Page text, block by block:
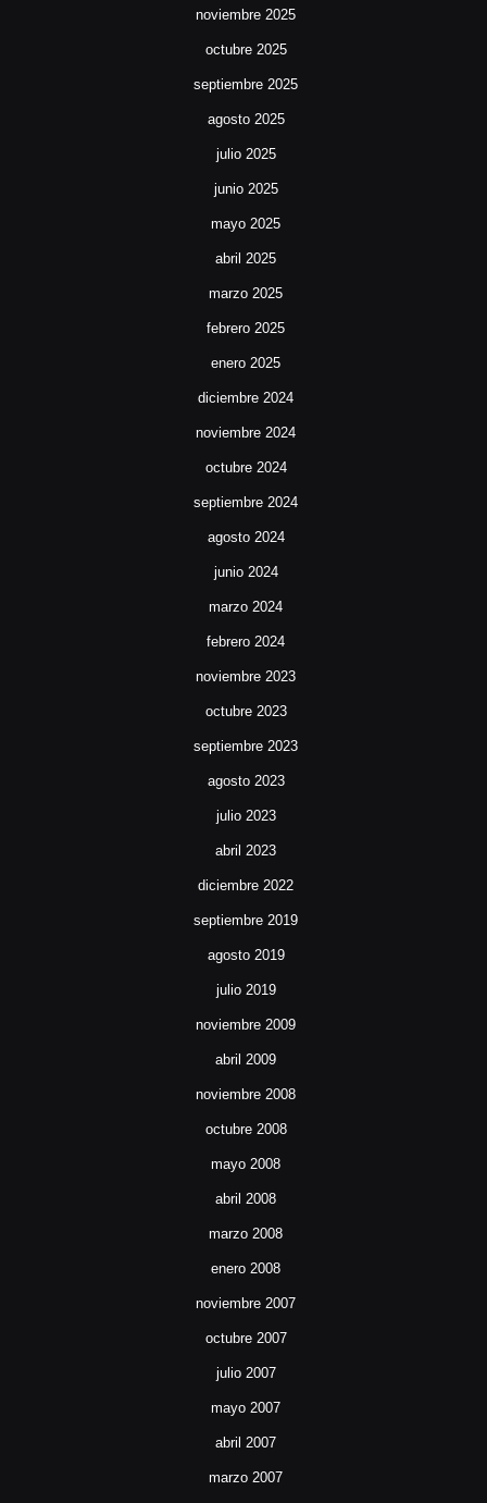
noviembre 2025
octubre 2025
septiembre 2025
agosto 2025
julio 2025
junio 2025
mayo 2025
abril 2025
marzo 2025
febrero 2025
enero 2025
diciembre 2024
noviembre 2024
octubre 2024
septiembre 2024
agosto 2024
junio 2024
marzo 2024
febrero 2024
noviembre 2023
octubre 2023
septiembre 2023
agosto 2023
julio 2023
abril 2023
diciembre 2022
septiembre 2019
agosto 2019
julio 2019
noviembre 2009
abril 2009
noviembre 2008
octubre 2008
mayo 2008
abril 2008
marzo 2008
enero 2008
noviembre 2007
octubre 2007
julio 2007
mayo 2007
abril 2007
marzo 2007